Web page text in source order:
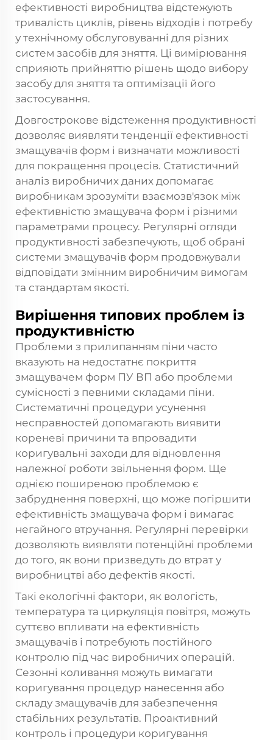
ефективності виробництва відстежують
тривалість циклів, рівень відходів і потребу
у технічному обслуговуванні для різних
систем засобів для зняття. Ці вимірювання
сприяють прийняттю рішень щодо вибору
засобу для зняття та оптимізації його
застосування.
Довгострокове відстеження продуктивності
дозволяє виявляти тенденції ефективності
змащувачів форм і визначати можливості
для покращення процесів. Статистичний
аналіз виробничих даних допомагає
виробникам зрозуміти взаємозв'язок між
ефективністю змащувача форм і різними
параметрами процесу. Регулярні огляди
продуктивності забезпечують, щоб обрані
системи змащувачів форм продовжували
відповідати змінним виробничим вимогам
та стандартам якості.
Вирішення типових проблем із
продуктивністю
Проблеми з прилипанням піни часто
вказують на недостатнє покриття
змащувачем форм ПУ ВП або проблеми
сумісності з певними складами піни.
Систематичні процедури усунення
несправностей допомагають виявити
кореневі причини та впровадити
коригувальні заходи для відновлення
належної роботи звільнення форм. Ще
однією поширеною проблемою є
забруднення поверхні, що може погіршити
ефективність змащувача форм і вимагає
негайного втручання. Регулярні перевірки
дозволяють виявляти потенційні проблеми
до того, як вони призведуть до втрат у
виробництві або дефектів якості.
Такі екологічні фактори, як вологість,
температура та циркуляція повітря, можуть
суттєво впливати на ефективність
змащувачів і потребують постійного
контролю під час виробничих операцій.
Сезонні коливання можуть вимагати
коригування процедур нанесення або
складу змащувачів для забезпечення
стабільних результатів. Проактивний
контроль і процедури коригування